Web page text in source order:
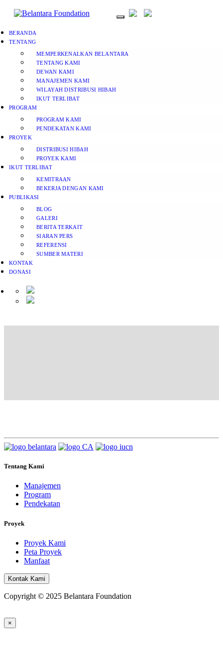
BERANDA
TENTANG
MEMPERKENALKAN BELANTARA
TENTANG KAMI
DEWAN KAMI
MANAJEMEN KAMI
WILAYAH DISTRIBUSI HIBAH
IKUT TERLIBAT
PROGRAM
PROGRAM KAMI
PENDEKATAN KAMI
PROYEK
DISTRIBUSI HIBAH
PROYEK KAMI
IKUT TERLIBAT
KEMITRAAN
BEKERJA DENGAN KAMI
PUBLIKASI
BLOG
GALERI
BERITA TERKAIT
SIARAN PERS
REFERENSI
SUMBER MATERI
KONTAK
DONASI
Tentang Kami
Manajemen
Program
Pendekatan
Proyek
Proyek Kami
Peta Proyek
Manfaat
Kontak Kami
Copyright © 2025 Belantara Foundation
×